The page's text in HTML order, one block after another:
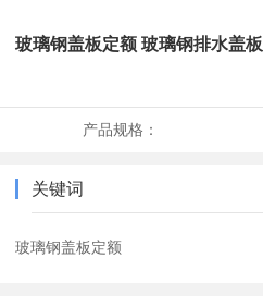
玻璃钢盖板定额 玻璃钢排水盖板
产品规格：
关键词
玻璃钢盖板定额